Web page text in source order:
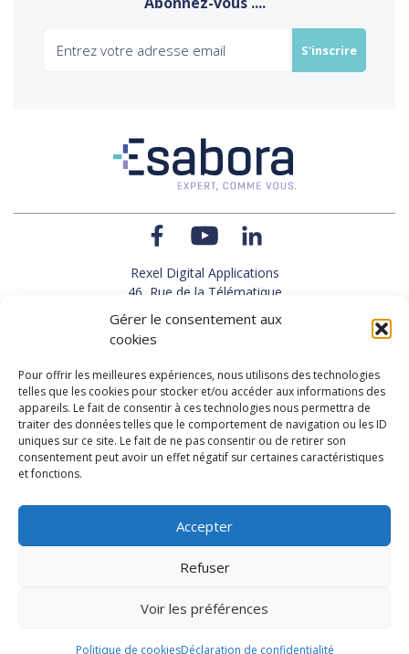
Gérer le consentement aux
cookies
Pour offrir les meilleures expériences, nous utilisons des technologies
telles que les cookies pour stocker et/ou accéder aux informations des
appareils. Le fait de consentir à ces technologies nous permettra de
traiter des données telles que le comportement de navigation ou les ID
uniques sur ce site. Le fait de ne pas consentir ou de retirer son
consentement peut avoir un effet négatif sur certaines caractéristiques
et fonctions.
Accepter
Refuser
Voir les préférences
Politique de cookiesDéclaration de confidentialité
Rexel Digital Applications
46, Rue de la Télématique
Le Polygone 42000 SAINT-ETIENNE
TEL : 33(0)4 77 92 28 60
FAX : 33(0)4 77 92 28 61
SUPPORT : 33(0)4 69 68 82 10
NOUS CONTACTER
Politique de protection des données personnelles